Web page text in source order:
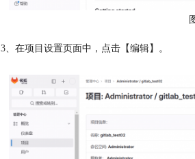
3、在项目设置页面中，点击【编辑】。